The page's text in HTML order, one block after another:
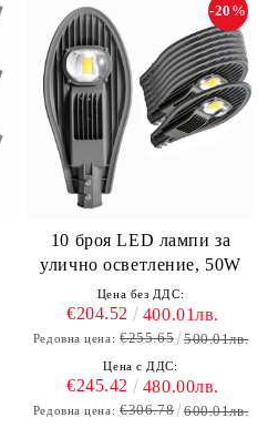
10 броя LED лампи за
улично осветление, 50W
-20%
Цена без ДДС:
€204.52 400.01лв.
Редовна цена: €255.65 500.01лв.
Цена с ДДС:
€245.42 480.00лв.
Редовна цена: €306.78 600.01лв.